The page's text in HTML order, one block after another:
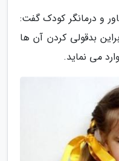
و درمانگر کودک گفت:
بدقولی کردن آن ها
می نماید.